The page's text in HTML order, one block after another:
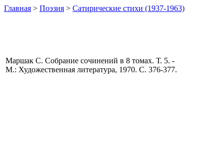
Главная > Поэзия > Сатирические стихи (1937-1963)
Маршак С. Собрание сочинений в 8 томах. Т. 5. -
М.: Художественная литература, 1970. С. 376-377.